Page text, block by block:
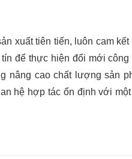
xuất tiên tiến, luôn cam
để thực hiện đổi mới
nâng cao chất lượng sản
hệ hợp tác ổn định với